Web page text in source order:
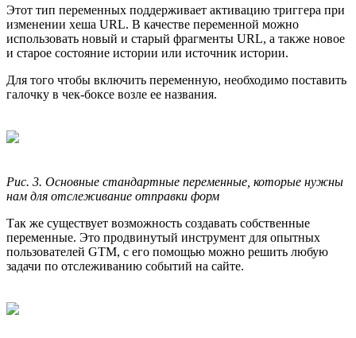
Этот тип переменных поддерживает активацию триггера при
изменении хеша URL. В качестве переменной можно
использовать новый и старый фрагменты URL, а также новое
и старое состояние истории или источник истории.
Для того чтобы включить переменную, необходимо поставить
галочку в чек-боксе возле ее названия.
Рис. 3. Основные стандартные переменные, которые нужны
нам для отслеживание отправки форм
Так же существует возможность создавать собственные
переменные. Это продвинутый инструмент для опытных
пользователей GTM, с его помощью можно решить любую
задачи по отслеживанию событий на сайте.